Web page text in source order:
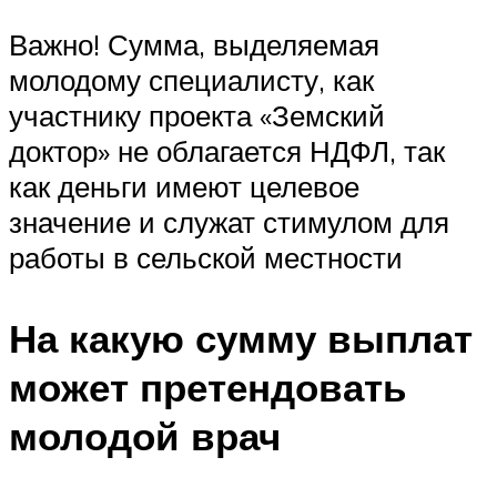
Важно! Сумма, выделяемая
молодому специалисту, как
участнику проекта «Земский
доктор» не облагается НДФЛ, так
как деньги имеют целевое
значение и служат стимулом для
работы в сельской местности
На какую сумму выплат
может претендовать
молодой врач